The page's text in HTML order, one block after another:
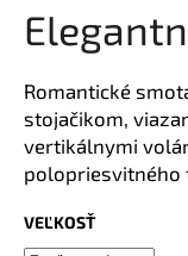
produktu
je
z
5
hviezdičiek.
Romantické
stojačikom,
vertikálnymi
polopriesvitného
VEĽKOSŤ
d
p
o
r
ú
č
a
m
e